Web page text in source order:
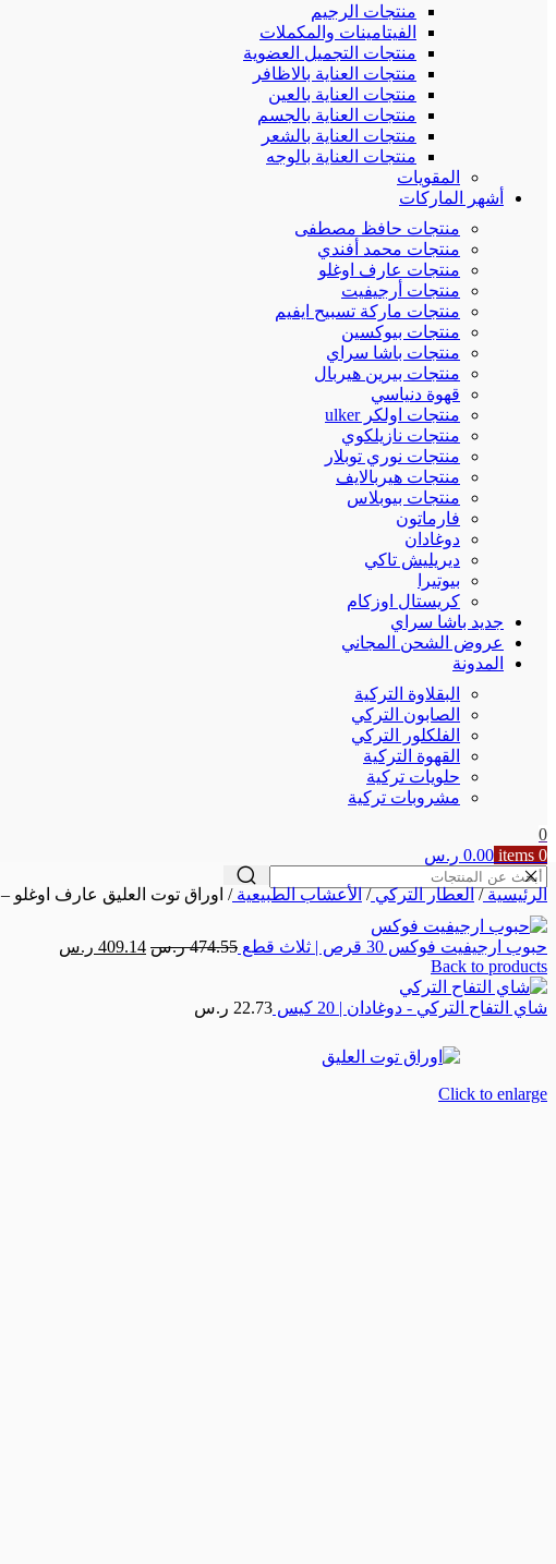
منتجات الرجيم
الفيتامينات والمكملات
منتجات التجميل العضوية
منتجات العناية بالاظافر
منتجات العناية بالعين
منتجات العناية بالجسم
منتجات العناية بالشعر
منتجات العناية بالوجه
المقويات
أشهر الماركات
منتجات حافظ مصطفى
منتجات محمد أفندي
منتجات عارف اوغلو
منتجات أرجيفيت
منتجات ماركة تسبيح ايفيم
منتجات بيوكسين
منتجات باشا سراي
منتجات بيرين هيربال
قهوة دنياسي
منتجات اولكر ulker
منتجات نازيلكوي
منتجات نوري توبلار
منتجات هيربالايف
منتجات بيوبلاس
فارماتون
دوغادان
ديريليش تاكي
بيوتيرا
كريستال اوزكام
جديد باشا سراي
عروض الشحن المجاني
المدونة
البقلاوة التركية
الصابون التركي
الفلكلور التركي
القهوة التركية
حلويات تركية
مشروبات تركية
0
0
items
0.00 ر.س
الرئيسية/ العطار التركي/ الأعشاب الطبيعية/ اوراق توت العليق عارف اوغلو – 50 غرام
حبوب ارجيفيت فوكس 30 قرص | ثلاث قطع 474.55 ر.س السعر
409.14 ر.س
Back to products
شاي التفاح التركي - دوغادان | 20 كيس 22.73 ر.س
Click to enlarge